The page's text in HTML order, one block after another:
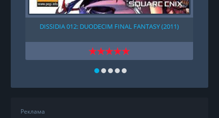
DISSIDIA 012: DUODECIM FINAL FANTASY (2011)
Реклама